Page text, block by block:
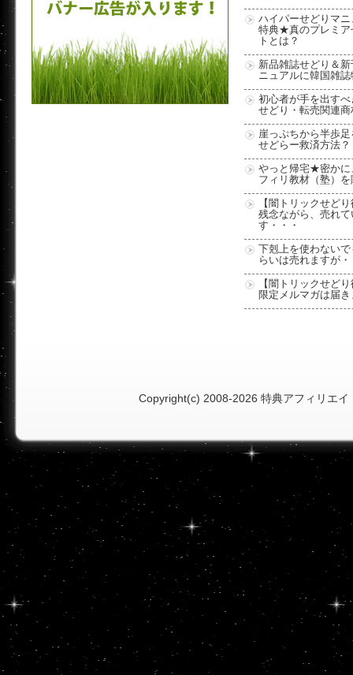
ハイパーせどりマ
特典★真のプレミア
トとは？
新品雑誌せどり＆
ニュアルに韓国雑
初心者が手を出す
せどり・転売関連商
崖っぷちから半歩
せどらー救済方法？
やっと帰宅★密かに
フィリ教材（塾）
【闇トリックせど
残念ながら、売れて
す・・・
下剋上を使わない
らいは売れますが・
【闇トリックせど
限定メルマガは届
Copyright(c) 2008-2026特典アフィリエ